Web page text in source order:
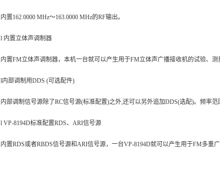
内置162.0000 MHz～163.0000 MHz的RF输出。
l 内置立体声调制器
内置FM立体声调制器，本机一台就可以产生用于FM立体声广播接收机的试验、测
l内部调制用DDS (可选配件)
内部调制信号源除了RC信号源(标准配置)之外,还可以另外追加DDS(选配)。频率
l VP-8194D标准配置RDS、ARI信号源
内置RDS或者RBDS信号源和ARI信号源，一台VP-8194D就可以产生用于FM多重